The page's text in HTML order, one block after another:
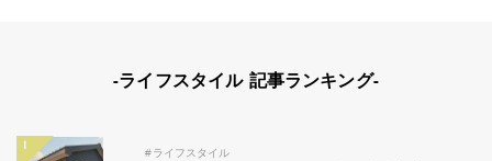
-ライフスタイル 記事ランキング-
#ライフスタイル